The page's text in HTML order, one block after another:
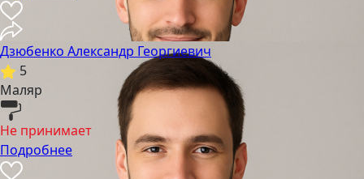
Дзюбенко Александр Георгиевич
5
Маляр
Не принимает
Подробнее